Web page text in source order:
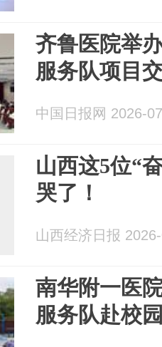
齐鲁医院举
服务队项目
中国日报网 2026-
山西这5位“
哭了！
山西经济日报
南华附一医
服务队赴校